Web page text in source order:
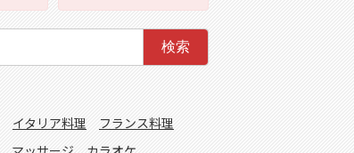
検索
イタリア料理
フランス料理